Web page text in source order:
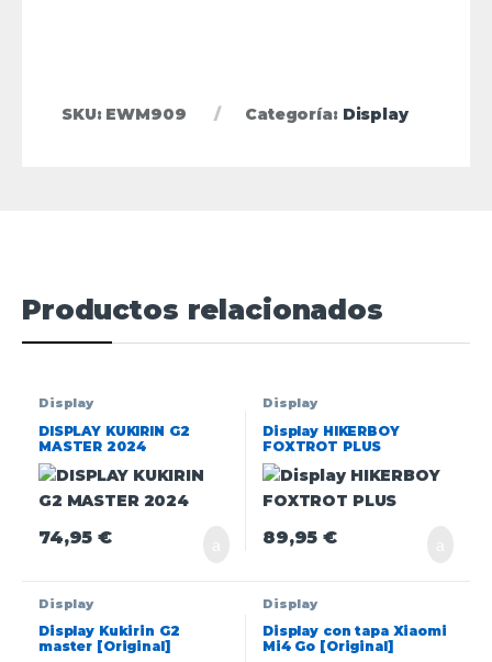
SKU: EWM909 Categoría: Display
Productos relacionados
Display
DISPLAY KUKIRIN G2
MASTER 2024
74,95€
Display
Display HIKERBOY
FOXTROT PLUS
89,95€
Display
Display Kukirin G2
master [Original]
Display
Display con tapa Xiaomi
Mi4 Go [Original]